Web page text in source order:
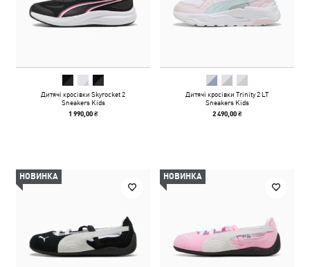
Дитячі кросівки Skyrocket 2
Sneakers Kids
1 990,00 ₴
Дитячі кросівки Trinity 2 LT
Sneakers Kids
2 490,00 ₴
НОВИНКА НОВИНКА